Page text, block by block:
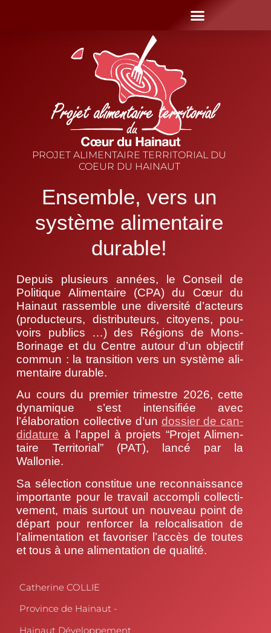
PROJET ALIMENTAIRE TERRITORIAL DU
COEUR DU HAINAUT
Ensemble, vers un
système alimentaire
durable!
Depuis plu­sieurs années, le Conseil de
Poli­tique Ali­men­taire (CPA) du Cœur du
Hai­naut ras­semble une diver­si­té d’ac­teurs
(pro­duc­teurs, dis­tri­bu­teurs, citoyens, pou­
voirs publics …) des Régions de Mons-
Bori­nage et du Centre autour d’un objec­tif
com­mun : la tran­si­tion vers un sys­tème ali­
men­taire durable.
Au cours du pre­mier tri­mestre 2026, cette
dyna­mique s’est inten­si­fiée avec
l’élaboration col­lec­tive d’un dos­sier de can­
di­da­ture à l’appel à pro­jets “Pro­jet Ali­men­
taire Ter­ri­to­rial” (PAT), lan­cé par la
Wallonie.
Sa sélec­tion consti­tue une recon­nais­sance
impor­tante pour le tra­vail accom­pli col­lec­ti­
ve­ment, mais sur­tout un nou­veau point de
départ pour ren­for­cer la relo­ca­li­sa­tion de
l’alimentation et favo­ri­ser l’accès de toutes
et tous à une ali­men­ta­tion de qualité.
Cathe­rine COLLIE
Pro­vince de Hainaut -
Hai­naut Développement